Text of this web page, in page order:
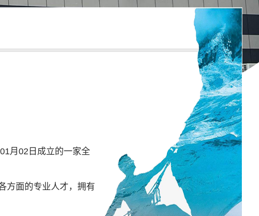
月02日成立的一家全
方面的专业人才，拥有